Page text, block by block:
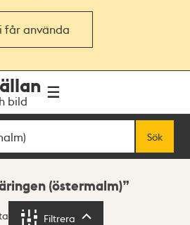
får använda
bild
Sök
(östermalm)
Filtrera